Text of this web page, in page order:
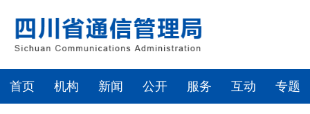
首页 机构 新闻 公开 服务 互动 专题